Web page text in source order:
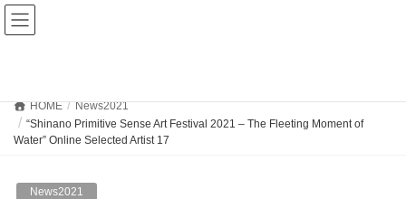
HOME
News2021
“Shinano Primitive Sense Art Festival 2021 – The Fleeting Moment of
Water” Online Selected Artist 17
News2021